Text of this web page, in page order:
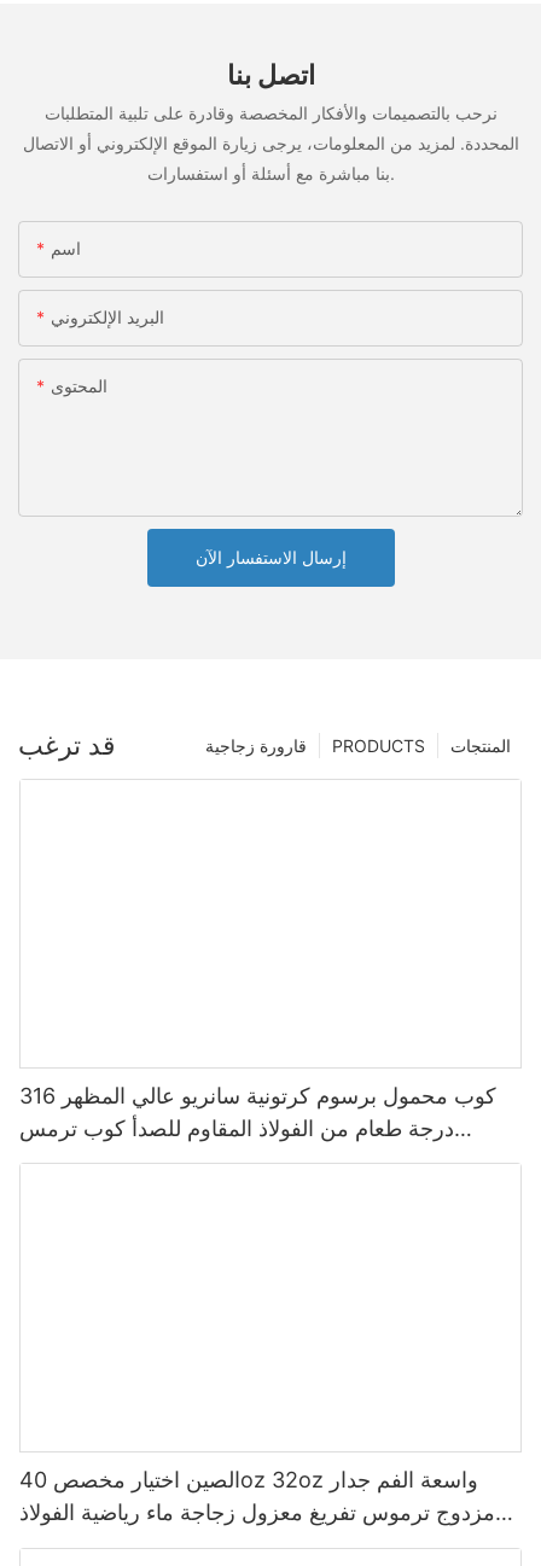
اتصل بنا
نرحب بالتصميمات والأفكار المخصصة وقادرة على تلبية المتطلبات
المحددة. لمزيد من المعلومات، يرجى زيارة الموقع الإلكتروني أو الاتصال
بنا مباشرة مع أسئلة أو استفسارات.
اسم
البريد الإلكتروني
المحتوى
إرسال الاستفسار الآن
قد ترغب المنتجات PRODUCTS قارورة زجاجية
كوب محمول برسوم كرتونية سانريو عالي المظهر 316
درجة طعام من الفولاذ المقاوم للصدأ كوب ترمس
للأطفال
الصين اختيار مخصص 40oz 32oz واسعة الفم جدار
مزدوج ترموس تفريغ معزول زجاجة ماء رياضية الفولاذ
المقاوم للصدأ مع غطاء صنبور